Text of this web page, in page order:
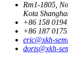
Rm1-1805,
Kota
+86 158
+86 187
eric@xkh-
doris@xkh-